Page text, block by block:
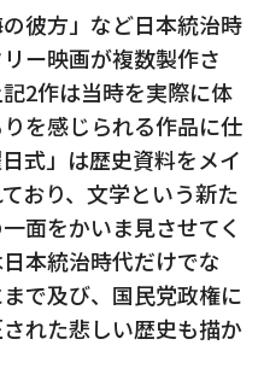
彼方」など日本統治時
ー映画が複数製作さ
2作は当時を実際に体
を感じられる作品に仕
式」は歴史資料をメイ
おり、文学という新た
面をかいま見させてく
本統治時代だけでな
で及び、国民党政権に
れた悲しい歴史も描か